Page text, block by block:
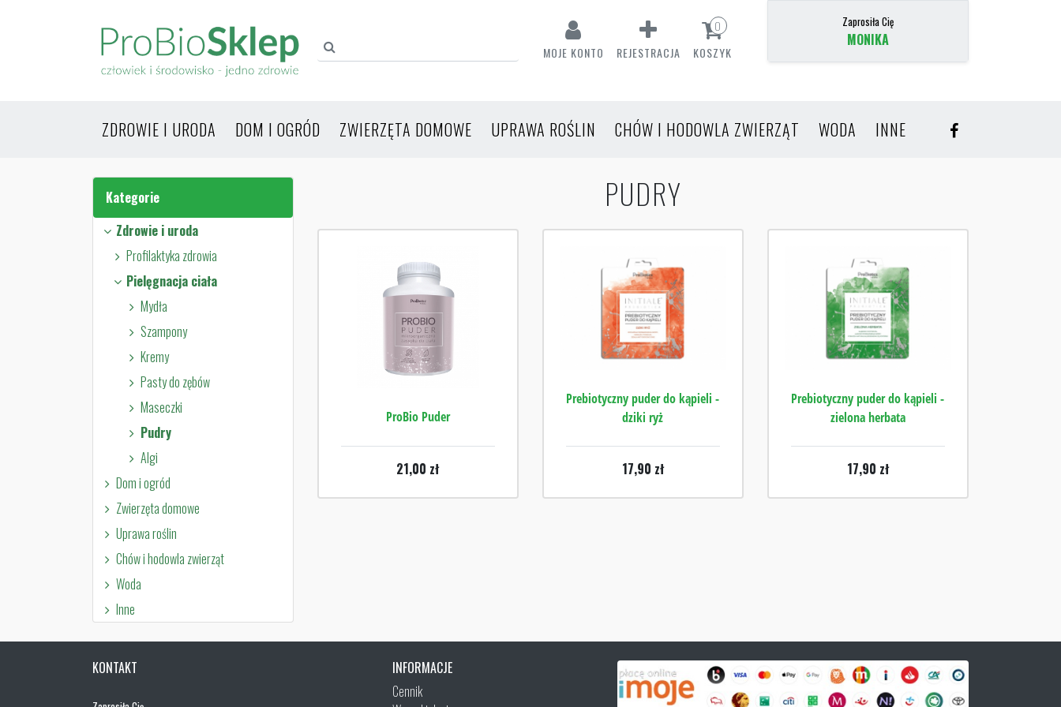
MOJE KONTO REJESTRACJA KOSZYK
0 Zaprosiła Cię
MONIKA
ZDROWIE I URODA DOM I OGRÓD ZWIERZĘTA DOMOWE UPRAWA ROŚLIN CHÓW I HODOWLA ZWIERZĄT WODA INNE
Kategorie
Zdrowie i uroda
Profilaktyka zdrowia
Pielęgnacja ciała
Mydła
Szampony
Kremy
Pasty do zębów
Maseczki
Pudry
Algi
Dom i ogród
Zwierzęta domowe
Uprawa roślin
Chów i hodowla zwierząt
Woda
Inne
PUDRY
ProBio Puder
21,00 zł
Prebiotyczny puder do kąpieli -
dziki ryż
17,90 zł
Prebiotyczny puder do kąpieli -
zielona herbata
17,90 zł
KONTAKT
INFORMACJE
Cennik